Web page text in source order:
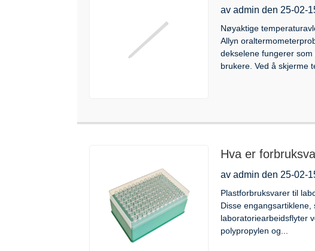
nøyaktighet
av admin den 25-02-
Nøyaktige
Allyn
dekselene fungerer
brukere. Ved å skjerme
Hva er
bruksområder
av admin den 25-02-
Plastforbruksvarer til
Disse
laboratoriearbeidsflyter
polypropylen og...